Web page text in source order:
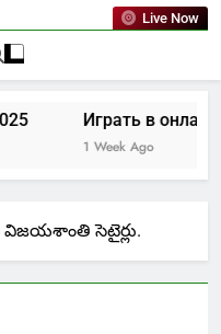
Live Now
Играть в
1 Week Ago
విజయశాంతి సెటైర్లు.